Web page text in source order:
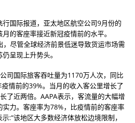
国际报道，亚太地区航空公司9月份的
的客座率接近新冠疫情前的水平。
，尽管全球经济前景低迷导致货运市场需
呈现上升势头。
司国际旅客吞吐量为1170万人次，同比
情前的39%。当月的收入客公里增长了
了近两倍。AAPA表示，客流量的大幅增
力。客座率为78%，比疫情前的客座率
:“该地区大多数经济体放松边境限制，